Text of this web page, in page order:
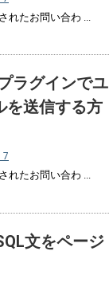
たお問い合わ ...
ラグインでユ
を送信する方
7
れたお問い合わ ...
文をページ